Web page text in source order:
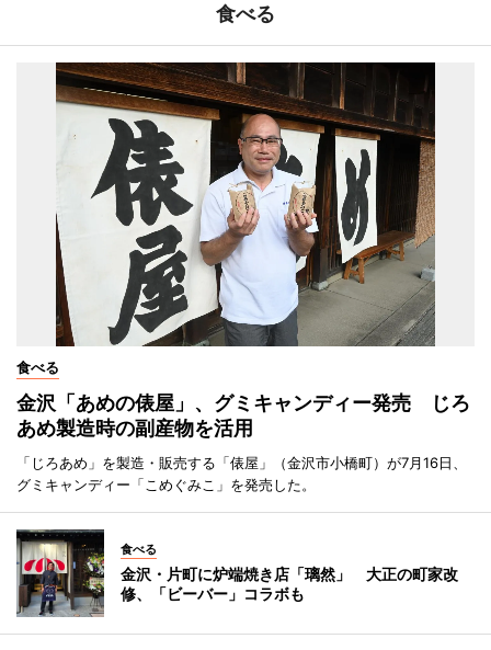
食べる
食べる
金沢「あめの俵屋」、グミキャンディー発売 じろ
あめ製造時の副産物を活用
「じろあめ」を製造・販売する「俵屋」（金沢市小橋町）が7月16日、
グミキャンディー「こめぐみこ」を発売した。
食べる
金沢・片町に炉端焼き店「璃然」 大正の町家改
修、「ビーバー」コラボも